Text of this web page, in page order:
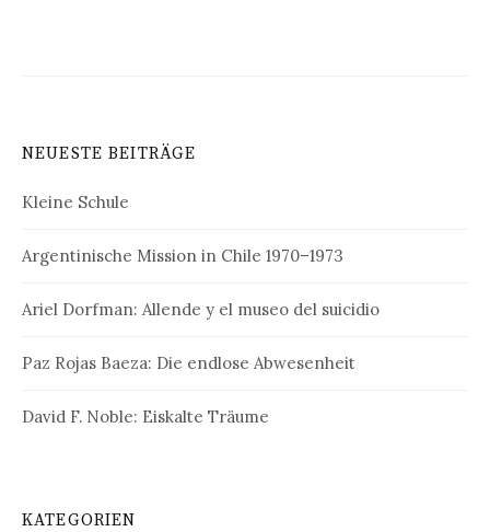
NEUESTE BEITRÄGE
Kleine Schule
Argentinische Mission in Chile 1970–1973
Ariel Dorfman: Allende y el museo del suicidio
Paz Rojas Baeza: Die endlose Abwesenheit
David F. Noble: Eiskalte Träume
KATEGORIEN